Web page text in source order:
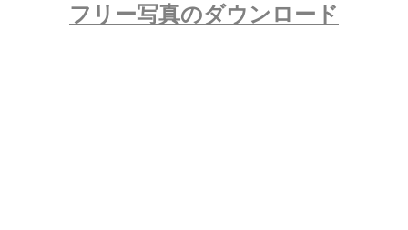
フリー写真のダウンロード